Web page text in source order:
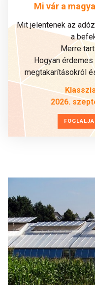
Mi vár a
Mit jelentenek az
a
Merre
Hogyan
megtakarításokról
2026.